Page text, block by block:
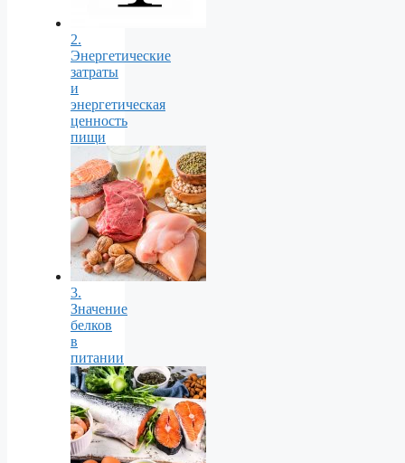
2.
Энергетические
затраты
и
энергетическая
ценность
пищи
3.
Значение
белков
в
питании